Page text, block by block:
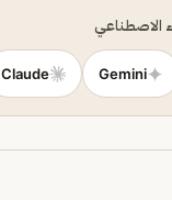
الاصطناعي
Gemini
Claude